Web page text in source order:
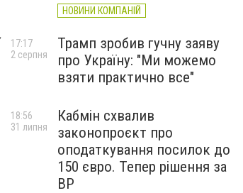
НОВИНИ КОМПАНІЙ
Трамп зробив гучну заяву
про Україну: "Ми можемо
взяти практично все"
17:17
2 серпня
Кабмін схвалив
законопроєкт про
оподаткування посилок до
150 євро. Тепер рішення за
ВР
18:56
31 липня